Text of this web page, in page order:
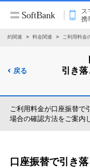
ス
携
契約関連 料金関連 ご利用料金
戻る
引き
ご利用料金が口座振替で
場合の確認方法をご案内
口座振替で引き